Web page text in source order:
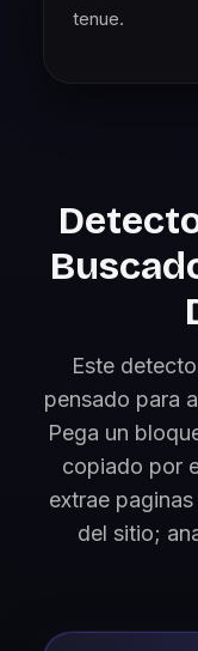
tenue.
Este
pensado para
Pega un
copiado por
extrae
del sitio;